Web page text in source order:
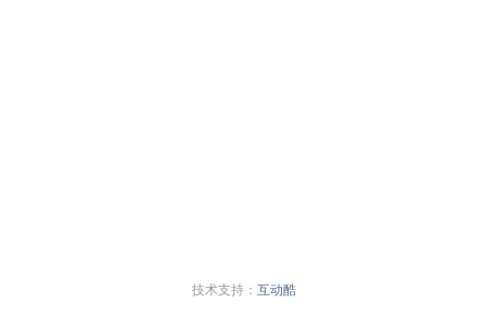
技术支持： 互动酷